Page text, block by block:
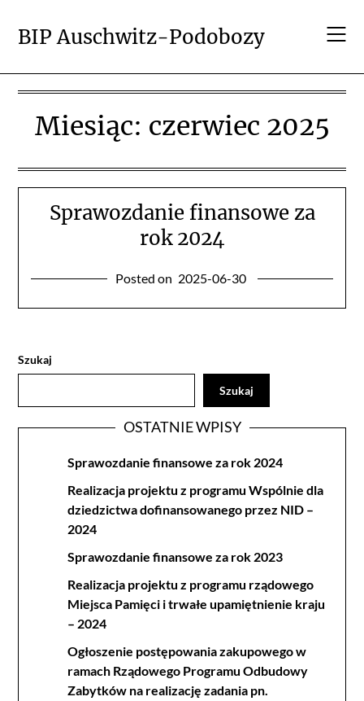
content
BIP Auschwitz-Podobozy
Miesiąc: czerwiec 2025
Sprawozdanie finansowe za
rok 2024
Posted on 2025-06-30
Szukaj
Szukaj
OSTATNIE WPISY
Sprawozdanie finansowe za rok 2024
Realizacja projektu z programu Wspólnie dla
dziedzictwa dofinansowanego przez NID –
2024
Sprawozdanie finansowe za rok 2023
Realizacja projektu z programu rządowego
Miejsca Pamięci i trwałe upamiętnienie kraju
– 2024
Ogłoszenie postępowania zakupowego w
ramach Rządowego Programu Odbudowy
Zabytków na realizację zadania pn.